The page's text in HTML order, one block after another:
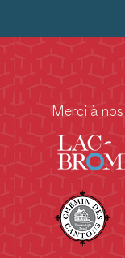
Merci à